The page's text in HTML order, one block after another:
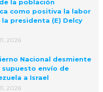
de la población
como positiva la labor
presidenta (E) Delcy
2026
Nacional desmiente
envío de
a Israel
2026